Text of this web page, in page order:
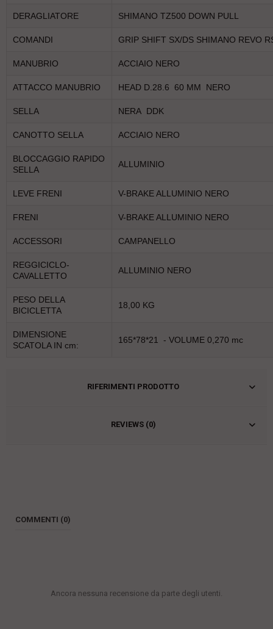
DERAGLIATORE SHIMANO TZ500 DOWN PULL
COMANDI GRIP SHIFT SX/DS SHIMANO REVO
MANUBRIO ACCIAIO NERO
ATTACCO MANUBRIO HEAD D.28.6 60 MM NERO
SELLA NERA DDK
CANOTTO SELLA ACCIAIO NERO
BLOCCAGGIO RAPIDO
SELLA
ALLUMINIO
LEVE FRENI V-BRAKE ALLUMINIO NERO
FRENI V-BRAKE ALLUMINIO NERO
ACCESSORI CAMPANELLO
REGGICICLO-
CAVALLETTO
ALLUMINIO NERO
PESO DELLA
BICICLETTA
18,00 KG
DIMENSIONE
SCATOLA IN cm:
165*78*21 - VOLUME 0,270 mc
RIFERIMENTI PRODOTTO
REVIEWS (0)
COMMENTI (0)
Ancora nessuna recensione da parte degli utenti.